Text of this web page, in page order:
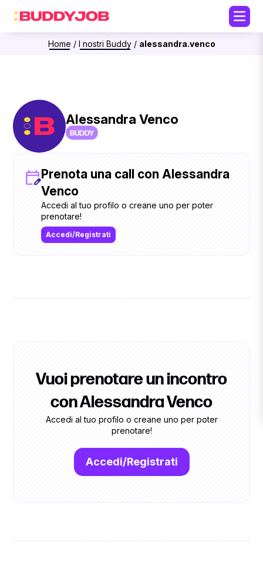
Home / I nostri Buddy/ alessandra.venco
Alessandra Venco
BUDDY
Prenota una call con Alessandra
Venco
Accedi al tuo profilo o creane uno per poter
prenotare!
Accedi/Registrati
Vuoi prenotare un incontro
con Alessandra Venco
Accedi al tuo profilo o creane uno per poter
prenotare!
Accedi/Registrati